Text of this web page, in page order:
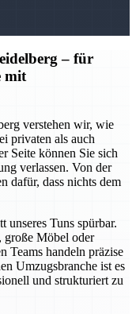
– für
mit
verstehen wir, wie
privaten als auch
Seite können Sie sich
verlassen. Von der
dafür, dass nichts dem
unseres Tuns spürbar.
große Möbel oder
Teams handeln präzise
Umzugsbranche ist es
und strukturiert zu